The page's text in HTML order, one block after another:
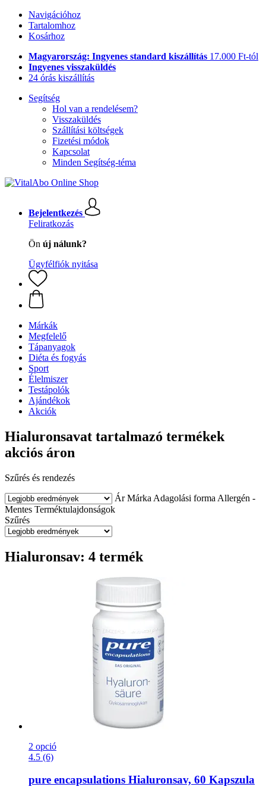
Navigációhoz
Tartalomhoz
Kosárhoz
Magyarország: Ingyenes standard kiszállítás 17.000 Ft-tól
Ingyenes visszaküldés
24 órás kiszállítás
Segítség
Hol van a rendelésem?
Visszaküldés
Szállítási költségek
Fizetési módok
Kapcsolat
Minden Segítség-téma
Bejelentkezés
Feliratkozás
Ön új nálunk?
Ügyfélfiók nyitása
Márkák
Megfelelő
Tápanyagok
Diéta és fogyás
Sport
Élelmiszer
Testápolók
Ajándékok
Akciók
Hialuronsavat tartalmazó termékek
akciós áron
Szűrés és rendezés
Ár Márka Adagolási forma Allergén -
Mentes Terméktulajdonságok
Szűrés
Hialuronsav: 4 termék
2 opció
4.5 (6)
pure encapsulations Hialuronsav, 60 Kapszula